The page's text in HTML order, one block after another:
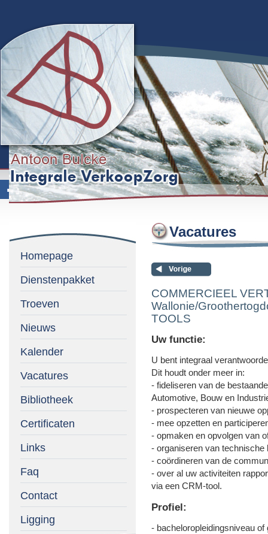
Homepage
Dienstenpakket
Troeven
Nieuws
Kalender
Vacatures
Bibliotheek
Certificaten
Links
Faq
Contact
Ligging
Vacatures
COMMERCIEEL
Wallonie/
TOOLS
Uw functie:
U bent integraal
Dit houdt onder meer in:
- fideliseren van de
Automotive, Bouw en
- prospecteren van nieuwe
- mee opzetten en
- opmaken en opvolgen van
- organiseren van technische
- coördineren van de
- over al uw activiteiten
via een CRM-tool.
Profiel:
- bacheloropleidingsniveau